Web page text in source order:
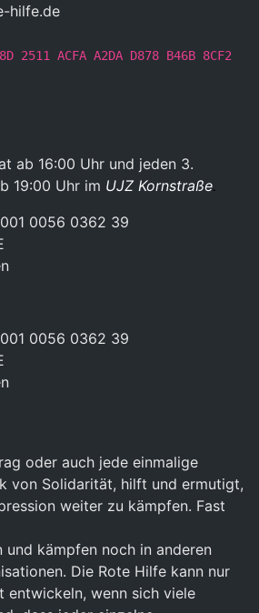
hilfe.de
2511 ACFA A2DA D878 B46B 8CF2
ab 16:00 Uhr und jeden 3.
19:00 Uhr im UJZ Kornstraße.
0056 0362 39
0056 0362 39
oder auch jede einmalige
von Solidarität, hilft und ermutigt,
weiter zu kämpfen. Fast
und kämpfen noch in anderen
Die Rote Hilfe kann nur
entwickeln, wenn sich viele